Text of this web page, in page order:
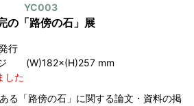
YC003
の「路傍の石」展
行
(W)182×(H)257 mm
した
る「路傍の石」に関する論文・資料の掲